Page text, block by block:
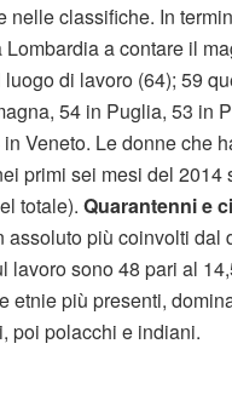
nelle classifiche. In
Lombardia a contare il
di lavoro (64); 59
54 in Puglia, 53 in
Veneto. Le donne che
primi sei mesi del 2014
totale). Quarantenni e
assoluto più coinvolti dal
lavoro sono 48 pari al
etnie più presenti,
poi polacchi e indiani.